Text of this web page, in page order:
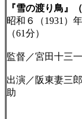
『雪の渡り鳥』
昭和６（1931）
（61分）
監督／宮田十三一
出演／阪東妻三
助